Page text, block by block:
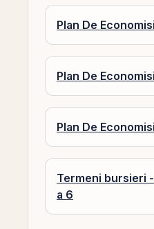
Plan De
Plan De
Plan De
Termeni bursieri
a 6